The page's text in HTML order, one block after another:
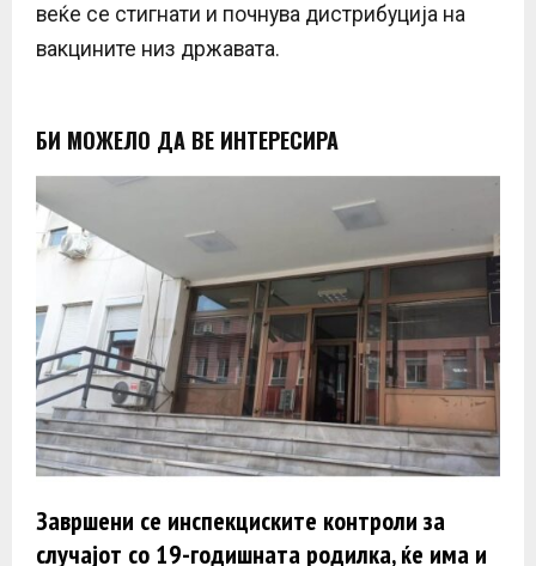
веќе се стигнати и почнува дистрибуција на
вакцините низ државата.
БИ МОЖЕЛО ДА ВЕ ИНТЕРЕСИРА
Завршени се инспекциските контроли за
случајот со 19-годишната родилка, ќе има и